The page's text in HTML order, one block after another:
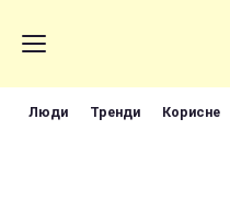
Люди Тренди Корисне